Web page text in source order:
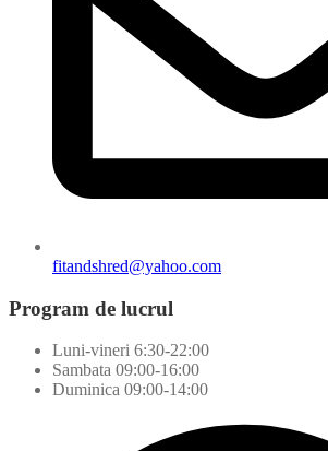
fitandshred@yahoo.com
Program de lucrul
Luni-vineri 6:30-22:00
Sambata 09:00-16:00
Duminica 09:00-14:00